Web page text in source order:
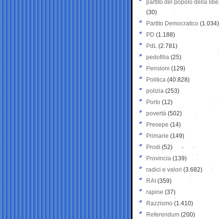
partito del popolo della
(30)
Partito Democratico (1.034)
PD (1.188)
PdL (2.781)
pedofilia (25)
Pensioni (129)
Politica (40.828)
polizia (253)
Porto (12)
povertà (502)
Presepe (14)
Primarie (149)
Prodi (52)
Provincia (139)
radici e valori (3.682)
RAI (359)
rapine (37)
Razzismo (1.410)
Referendum (200)